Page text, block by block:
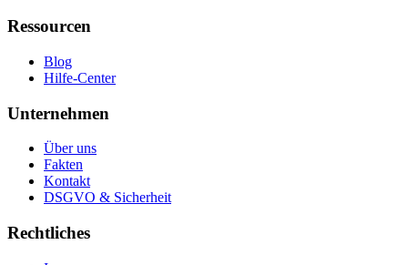
Ressourcen
Blog
Hilfe-Center
Unternehmen
Über uns
Fakten
Kontakt
DSGVO & Sicherheit
Rechtliches